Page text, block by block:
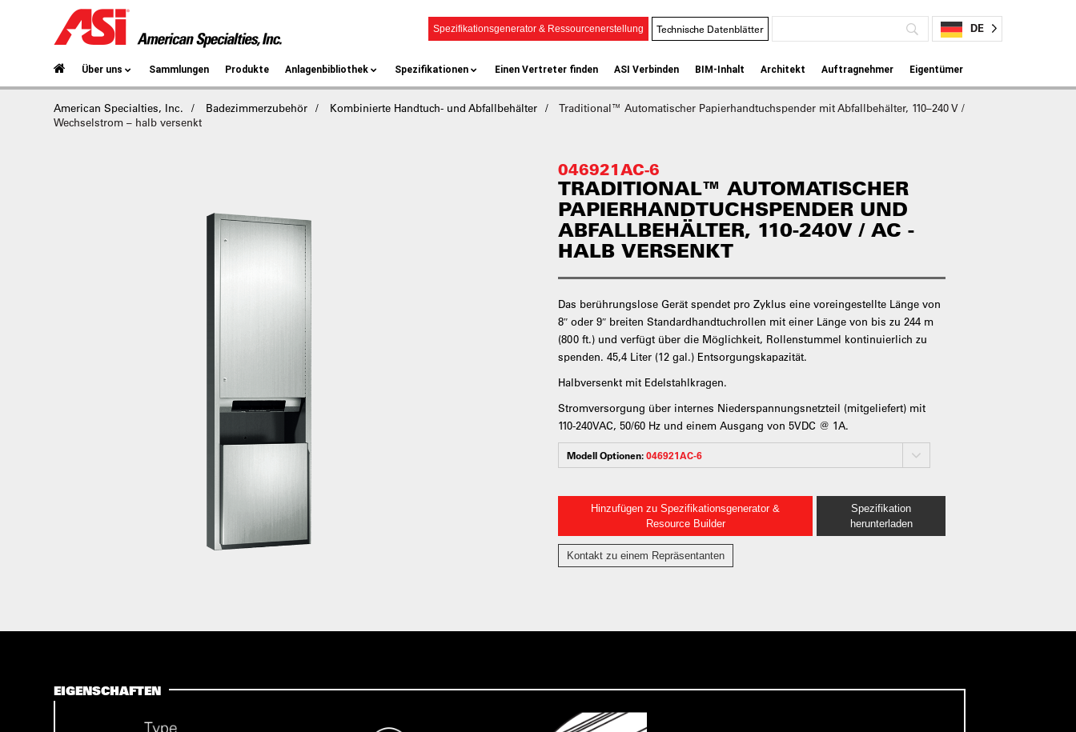
Spezifikationsgenerator & Ressourcenerstellung Technische Datenblätter DE
Über uns Sammlungen Produkte Anlagenbibliothek Spezifikationen Einen Vertreter finden ASI Verbinden BIM-Inhalt Architekt Auftragnehmer Eigentümer
American Specialties, Inc. Badezimmerzubehör Kombinierte Handtuch- und Abfallbehälter
Traditional™ Automatischer Papierhandtuchspender mit Abfallbehälter, 110–240 V /
Wechselstrom – halb versenkt
046921AC-6
TRADITIONAL™ AUTOMATISCHER
PAPIERHANDTUCHSPENDER UND
ABFALLBEHÄLTER, 110-240V / AC -
HALB VERSENKT
Das berührungslose Gerät spendet pro Zyklus eine voreingestellte Länge von
8″ oder 9″ breiten Standardhandtuchrollen mit einer Länge von bis zu 244 m
(800 ft.) und verfügt über die Möglichkeit, Rollenstummel kontinuierlich zu
spenden. 45,4 Liter (12 gal.) Entsorgungskapazität.
Halbversenkt mit Edelstahlkragen.
Stromversorgung über internes Niederspannungsnetzteil (mitgeliefert) mit
110-240VAC, 50/60 Hz und einem Ausgang von 5VDC @ 1A.
Modell Optionen:046921AC-6
Hinzufügen zu Spezifikationsgenerator &
Resource Builder
Spezifikation
herunterladen
Kontakt zu einem Repräsentanten
EIGENSCHAFTEN